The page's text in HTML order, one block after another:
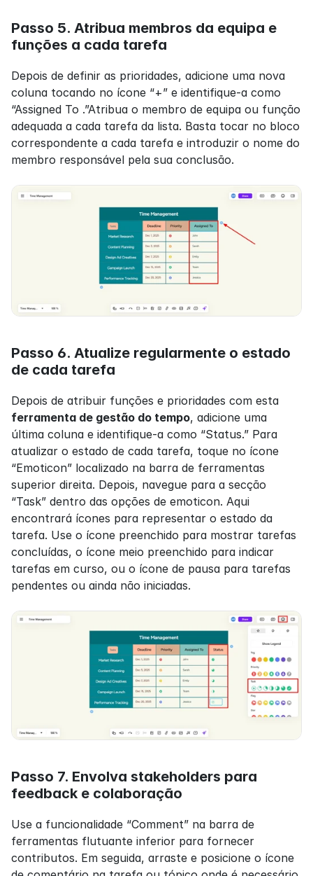
Passo 5. Atribua membros da equipa e
funções a cada tarefa
Depois de definir as prioridades, adicione uma nova
coluna tocando no ícone “+” e identifique-a como
“Assigned To .”Atribua o membro de equipa ou função
adequada a cada tarefa da lista. Basta tocar no bloco
correspondente a cada tarefa e introduzir o nome do
membro responsável pela sua conclusão.
Passo 6. Atualize regularmente o estado
de cada tarefa
ferramenta de gestão do tempo, adicione uma
última coluna e identifique-a como “Status.” Para
atualizar o estado de cada tarefa, toque no ícone
“Emoticon” localizado na barra de ferramentas
superior direita. Depois, navegue para a secção
“Task” dentro das opções de emoticon. Aqui
encontrará ícones para representar o estado da
tarefa. Use o ícone preenchido para mostrar tarefas
concluídas, o ícone meio preenchido para indicar
tarefas em curso, ou o ícone de pausa para tarefas
pendentes ou ainda não iniciadas.
Passo 7. Envolva stakeholders para
feedback e colaboração
Use a funcionalidade “Comment” na barra de
ferramentas flutuante inferior para fornecer
contributos. Em seguida, arraste e posicione o ícone